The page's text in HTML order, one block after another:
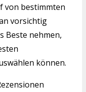
von bestimmten
vorsichtig
Beste nehmen,
können.